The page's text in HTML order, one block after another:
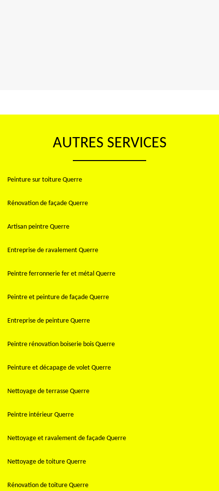
AUTRES SERVICES
Peinture sur toiture Querre
Rénovation de façade Querre
Artisan peintre Querre
Entreprise de ravalement Querre
Peintre ferronnerie fer et métal Querre
Peintre et peinture de façade Querre
Entreprise de peinture Querre
Peintre rénovation boiserie bois Querre
Peinture et décapage de volet Querre
Nettoyage de terrasse Querre
Peintre intérieur Querre
Nettoyage et ravalement de façade Querre
Nettoyage de toiture Querre
Rénovation de toiture Querre